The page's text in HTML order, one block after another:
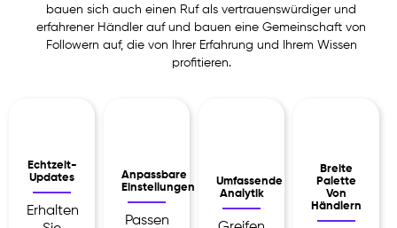
bauen sich auch einen Ruf als vertrauenswürdiger und
erfahrener Händler auf und bauen eine Gemeinschaft von
Followern auf, die von Ihrer Erfahrung und Ihrem Wissen
profitieren.
Echtzeit-
Updates
Erhalten
Anpassbare
Einstellungen
Passen
Umfassende
Analytik
Breite
Palette
Von
Händlern